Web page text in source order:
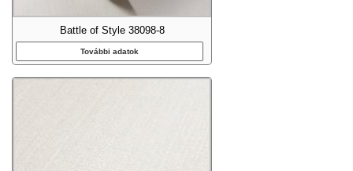
Battle of Style 38098-8
További adatok